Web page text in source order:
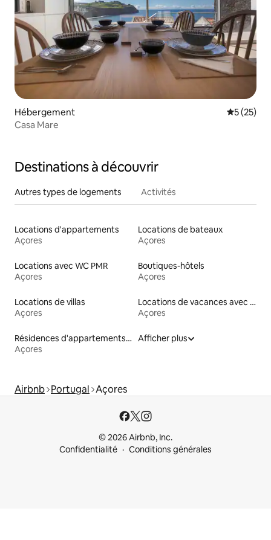
Hébergement
5 (25)
Casa Mare
Destinations à découvrir
Autres types de logements Activités
Locations d'appartements
Açores
Locations de bateaux
Açores
Locations avec WC PMR
Açores
Boutiques-hôtels
Açores
Locations de villas
Açores
Locations de vacances avec piscine
Açores
Résidences d'appartements en location
Açores
Afficher plus
Airbnb Portugal Açores
© 2026 Airbnb, Inc.
Confidentialité
Conditions générales